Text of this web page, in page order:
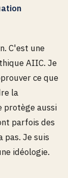
C'est une
AIIC. Je
ce que
la
protège aussi
parfois des
pas. Je suis
idéologie.